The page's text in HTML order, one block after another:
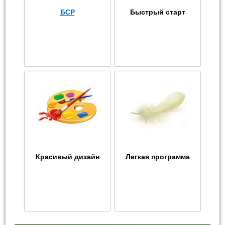
БСР Быстрый старт
Красивый дизайн Легкая программа